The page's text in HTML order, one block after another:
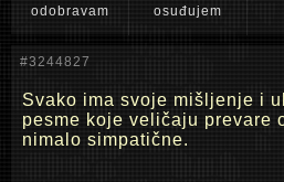
odobravam osuđujem
#3244827
Svako ima svoje mišljenje i
pesme koje veličaju prevare
nimalo simpatične.